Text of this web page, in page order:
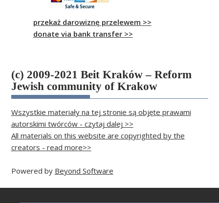
przekaż darowiznę przelewem >>
donate via bank transfer >>
(c) 2009-2021 Beit Kraków – Reform
Jewish community of Krakow
Wszystkie materiały na tej stronie są objęte prawami
autorskimi twórców - czytaj dalej >>
All materials on this website are copyrighted by the
creators - read more>>
Powered by Beyond Software